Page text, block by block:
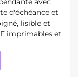
d'échéance et
lisible et
imprimables et